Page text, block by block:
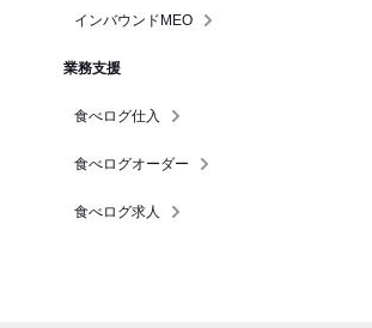
インバウンドMEO
業務支援
食べログ仕入
食べログオーダー
食べログ求人